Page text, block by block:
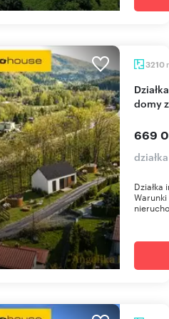
3210
Działka inwestycyjna 3210 m² z pozwoleniem na 3
domy
669
Działka